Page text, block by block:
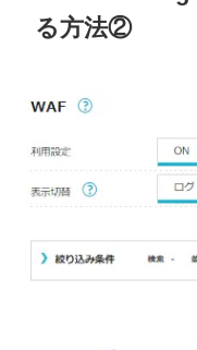
る方法②